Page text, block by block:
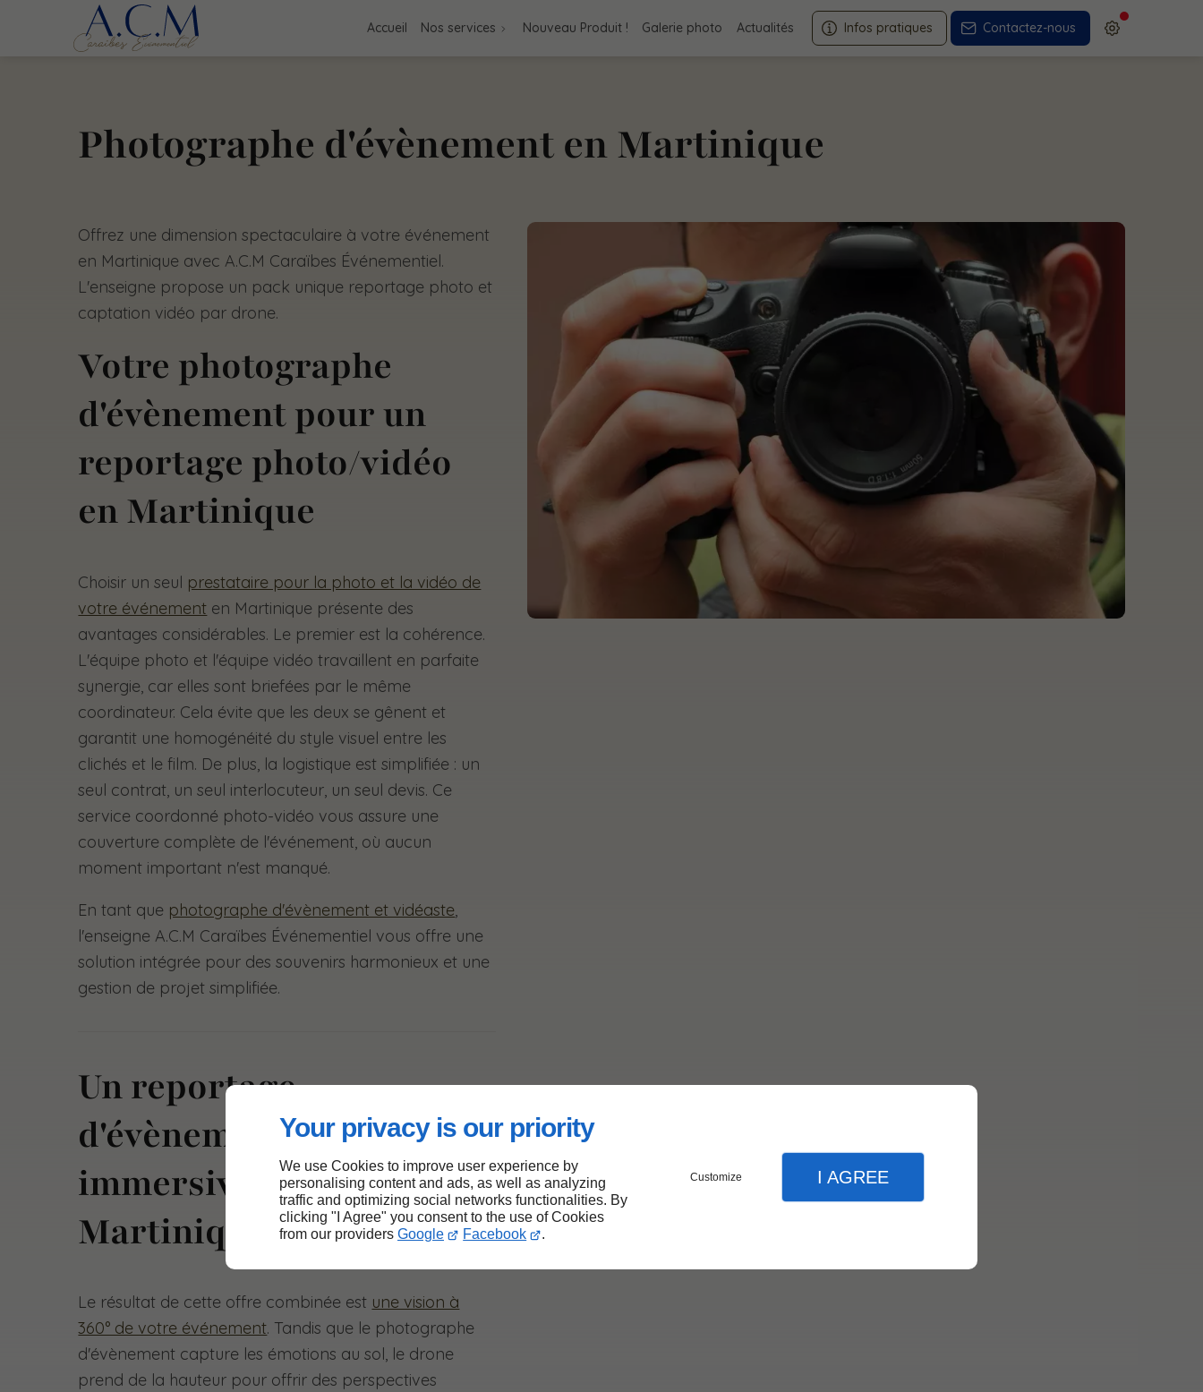
Your privacy is our priority
We use Cookies to improve user experience by
personalising content and ads, as well as analyzing
traffic and optimizing social networks functionalities. By
clicking "I Agree" you consent to the use of Cookies
from our providers Google Facebook .
Customize I AGREE
Accueil Nos services Nouveau Produit ! Galerie photo Actualités Infos pratiques Contactez-nous
Photographe d'évènement en Martinique
Offrez une dimension spectaculaire à votre événement
en Martinique avec A.C.M Caraïbes Événementiel.
L'enseigne propose un pack unique reportage photo et
captation vidéo par drone.
Votre photographe
d'évènement pour un
reportage photo/vidéo
en Martinique
Choisir un seul prestataire pour la photo et la vidéo de
votre événement en Martinique présente des
avantages considérables. Le premier est la cohérence.
L'équipe photo et l'équipe vidéo travaillent en parfaite
synergie, car elles sont briefées par le même
coordinateur. Cela évite que les deux se gênent et
garantit une homogénéité du style visuel entre les
clichés et le film. De plus, la logistique est simplifiée : un
seul contrat, un seul interlocuteur, un seul devis. Ce
service coordonné photo-vidéo vous assure une
couverture complète de l'événement, où aucun
moment important n'est manqué.
En tant que photographe d'évènement et vidéaste,
l'enseigne A.C.M Caraïbes Événementiel vous offre une
solution intégrée pour des souvenirs harmonieux et une
gestion de projet simplifiée.
Un reportage
d'évènement avec vue
immersive par drone en
Martinique
Le résultat de cette offre combinée est une vision à
360° de votre événement. Tandis que le photographe
d'évènement capture les émotions au sol, le drone
prend de la hauteur pour offrir des perspectives